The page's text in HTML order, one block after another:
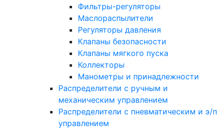
Фильтры-регуляторы
Маслораспылители
Регуляторы давления
Клапаны безопасности
Клапаны мягкого пуска
Коллекторы
Манометры и принадлежности
Распределители с ручным и
механическим управлением
Распределители с пневматическим и э/п
управлением